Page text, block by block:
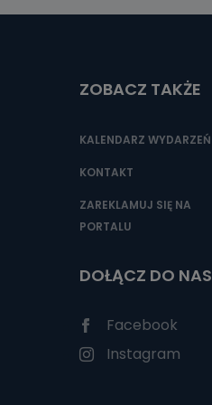
ZOBACZ TAKŻE
KALENDARZ WYDARZEŃ
KONTAKT
ZAREKLAMUJ SIĘ NA
PORTALU
DOŁĄCZ DO NAS
Facebook
Instagram